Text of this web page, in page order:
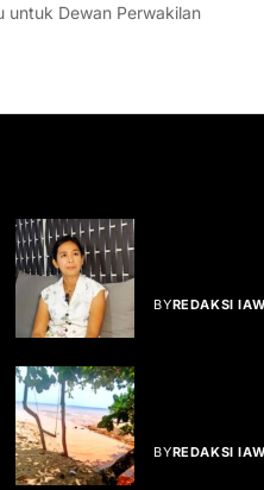
untuk Dewan Perwakilan
BYREDAKSI
BYREDAKSI